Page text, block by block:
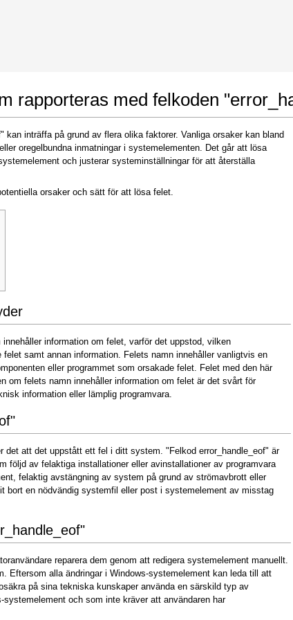
rapporteras med felkoden
kan inträffa på grund av flera olika faktorer. Vanliga orsaker kan bland
oregelbundna inmatningar i systemelementen. Det går att lösa
och justerar systeminställningar för att återställa
orsaker och sätt för att lösa felet.
information om felet, varför det uppstod, vilken
samt annan information. Felets namn innehåller vanligtvis en
eller programmet som orsakade felet. Felet med den här
om felets namn innehåller information om felet är det svårt för
information eller lämplig programvara.
det att det uppstått ett fel i ditt system. "Felkod error_handle_eof" är
följd av felaktiga installationer eller avinstallationer av programvara
felaktig avstängning av system på grund av strömavbrott eller
bort en nödvändig systemfil eller post i systemelement av misstag
reparera dem genom att redigera systemelement manuellt.
Eftersom alla ändringar i Windows-systemelement kan leda till att
på sina tekniska kunskaper använda en särskild typ av
och som inte kräver att användaren har
Chrome